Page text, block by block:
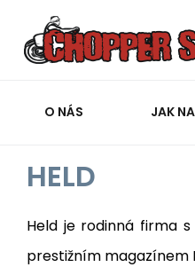
O NÁS JAK
HELD
Held je rodinná firma
prestižním